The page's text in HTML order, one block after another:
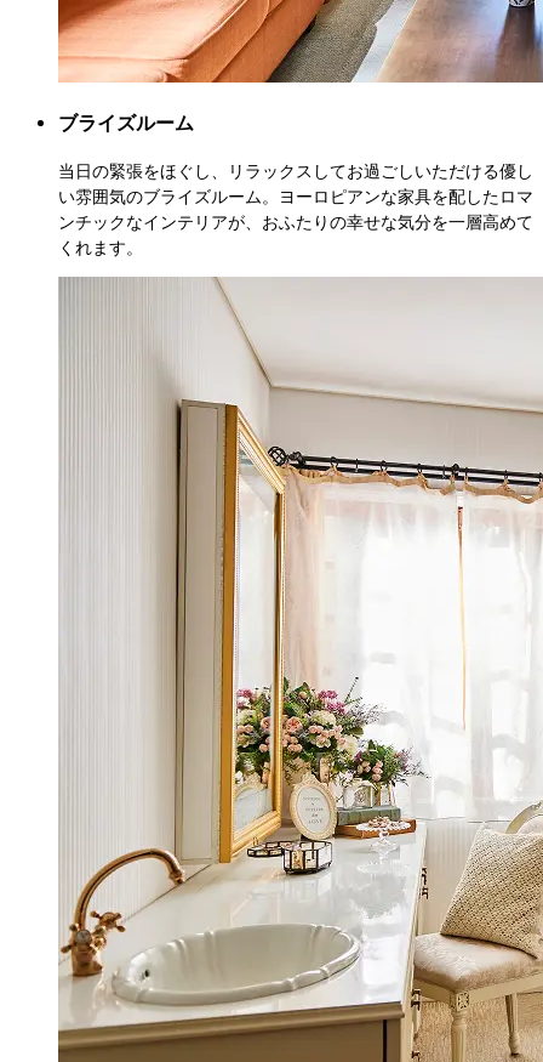
ブライズルーム
当日の緊張をほぐし、リラックスしてお過ごしいただける優し
い雰囲気のブライズルーム。ヨーロピアンな家具を配したロマ
ンチックなインテリアが、おふたりの幸せな気分を一層高めて
くれます。